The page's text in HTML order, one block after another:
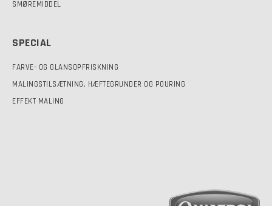
SMØREMIDDEL
SPECIAL
FARVE- OG GLANSOPFRISKNING
MALINGSTILSÆTNING, HÆFTEGRUNDER OG POURING
EFFEKT MALING